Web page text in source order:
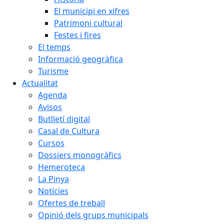
El municipi en xifres
Patrimoni cultural
Festes i fires
El temps
Informació geogràfica
Turisme
Actualitat
Agenda
Avisos
Butlletí digital
Casal de Cultura
Cursos
Dossiers monogràfics
Hemeroteca
La Pinya
Notícies
Ofertes de treball
Opinió dels grups municipals